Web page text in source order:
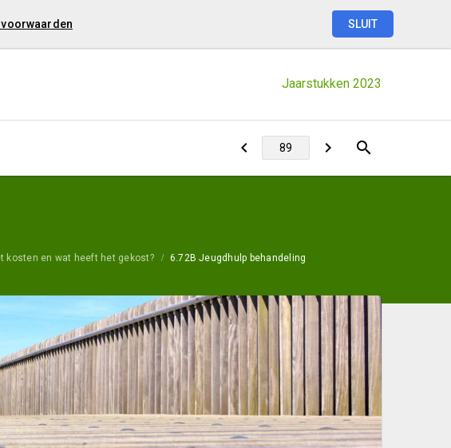
voorwaarden SLUIT
Jaarstukken 2023
kosten en wat heeft het gekost? 6.72B Jeugdhulp behandeling